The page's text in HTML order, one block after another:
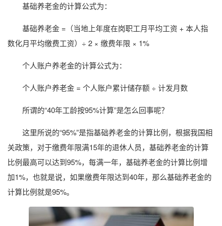
基础养老金的计算公式为：
基础养老金 =（当地上年度在岗职工月平均工资 + 本人指
数化月平均缴费工资）÷ 2 × 缴费年限 × 1%
个人账户养老金的计算公式为：
个人账户养老金 = 个人账户累计储存额 ÷ 计发月数
所谓的“40年工龄按95%计算”是怎么回事呢？
这里所说的“95%”是指基础养老金的计算比例，根据我国相
关政策，对于缴费年限满15年的退休人员，基础养老金的计算
比例最高可以达到95%，每满一年，基础养老金的计算比例增
加1%，也就是说，如果缴费年限达到40年，那么基础养老金的
计算比例就是95%。